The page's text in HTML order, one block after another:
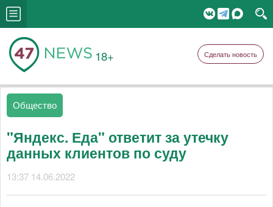
18+ Сделать новость
Общество
"Яндекс. Еда" ответит за утечку
данных клиентов по суду
13:37 14.06.2022